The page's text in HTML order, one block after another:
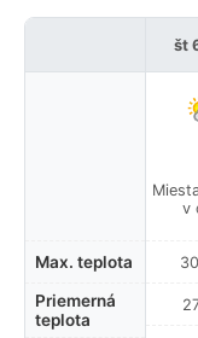
Max. teplota
Priemerná
teplota
št
v